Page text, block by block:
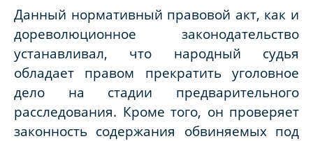
Данный нормативный правовой акт, как и
дореволюционное законодательство
устанавливал, что народный судья
обладает правом прекратить уголовное
дело на стадии предварительного
расследования. Кроме того, он проверяет
законность содержания обвиняемых под